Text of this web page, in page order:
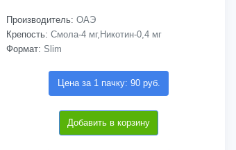
Производитель: ОАЭ
Крепость: Смола-4 мг,Никотин-0,4 мг
Формат: Slim
Цена за 1 пачку: 90 руб.
Добавить в корзину